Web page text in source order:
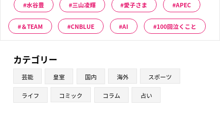
水谷豊 三山凌輝 愛子さま APEC
＆TEAM CNBLUE AI 100回泣くこと
カテゴリー
芸能 皇室 国内 海外 スポーツ
ライフ コミック コラム 占い